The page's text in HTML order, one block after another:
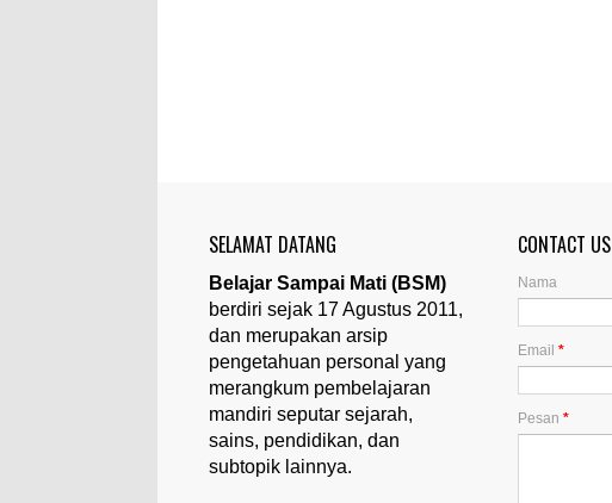
SELAMAT DATANG
Belajar Sampai Mati (BSM)
berdiri sejak 17 Agustus 2011,
dan merupakan arsip
pengetahuan personal yang
merangkum pembelajaran
mandiri seputar sejarah,
sains, pendidikan, dan
subtopik lainnya.
CONTACT US
Nama
Email*
Pesan*